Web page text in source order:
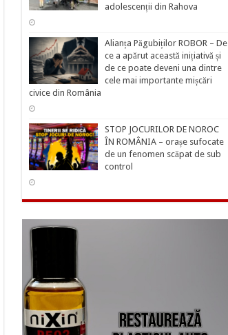
adolescenții din Rahova
Alianța Păgubiților ROBOR – De
ce a apărut această inițiativă și
de ce poate deveni una dintre
cele mai importante mișcări
civice din România
STOP JOCURILOR DE NOROC
ÎN ROMÂNIA – orașe sufocate
de un fenomen scăpat de sub
control